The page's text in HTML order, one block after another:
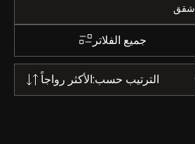
شقق
جميع الفلاتر
الأكثر رواجاًالترتيب حسب: